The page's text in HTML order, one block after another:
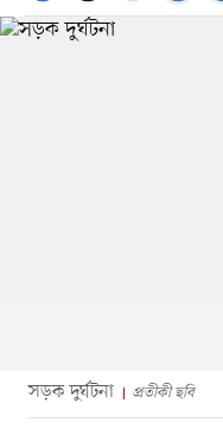
সড়ক দুর্ঘটনা প্রতীকী ছবি